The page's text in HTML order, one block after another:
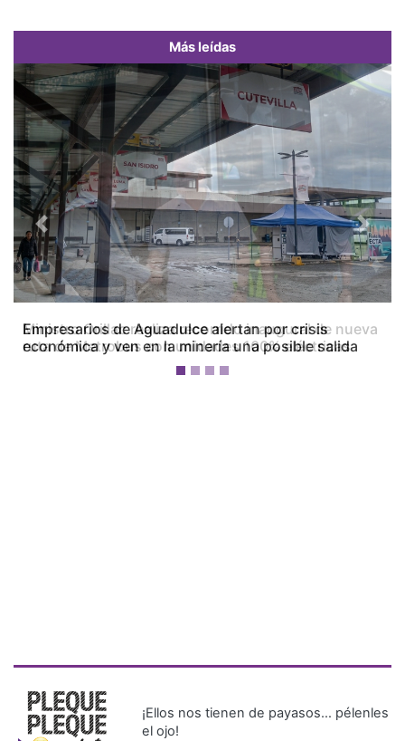
Más leídas
Empresarios de Aguadulce alertan por crisis
económica y ven en la minería una posible salida
Previous Next
¡Ellos nos tienen de payasos… pélenles
el ojo!